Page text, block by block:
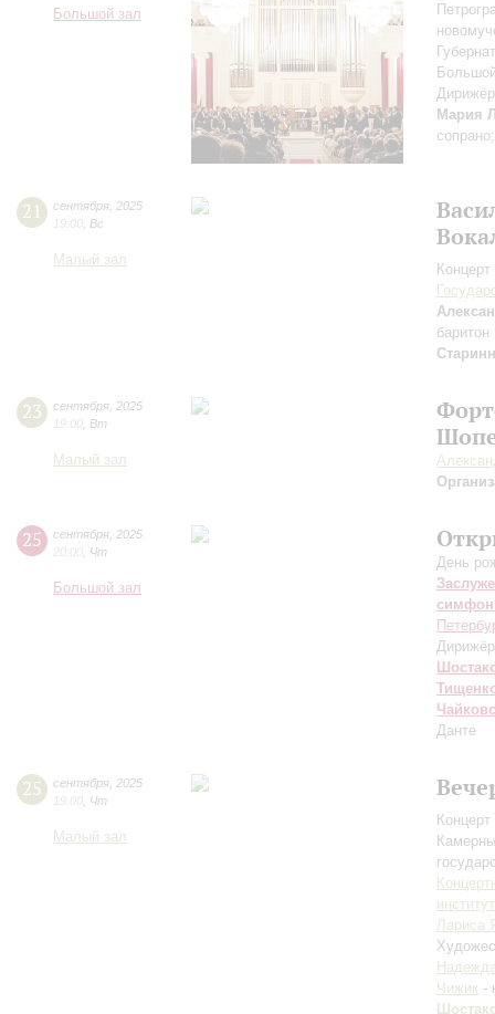
Большой зал
Мария
21 сентября 2025
19:00 Вс
Малый зал
баритон
23 сентября 2025
19:00 Вт
Малый зал
25 сентября 2025
20:00 Чт
Большой зал
День
Данте
25 сентября 2025
19:00 Чт
Малый зал
Лариса
Чижик -